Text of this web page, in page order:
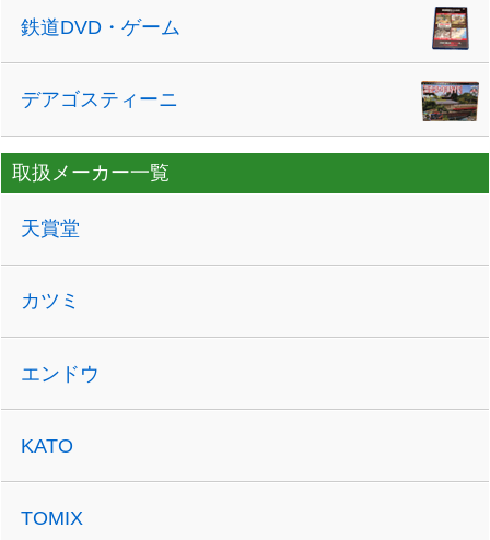
鉄道DVD・ゲーム
デアゴスティーニ
取扱メーカー一覧
天賞堂
カツミ
エンドウ
KATO
TOMIX